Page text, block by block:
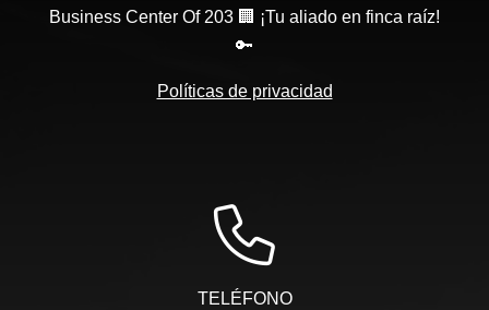
Business Center Of 203 🏢 ¡Tu aliado en finca raíz!
🔑
Políticas de privacidad
TELÉFONO